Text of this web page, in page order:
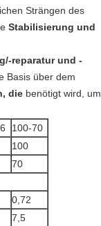
Strängen des
Stabilisierung und
reparatur und -
Basis über dem
die benötigt wird, um
100-70
100
70
0,72
7,5